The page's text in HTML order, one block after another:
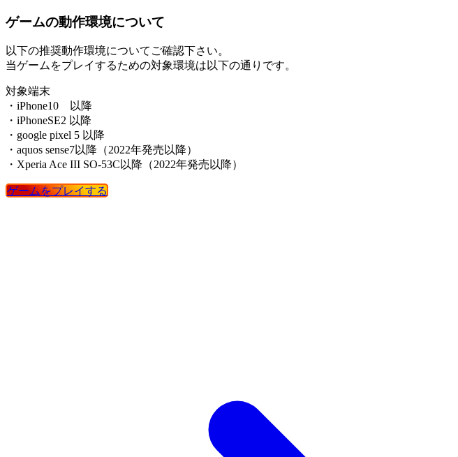
ゲームの動作環境について
以下の推奨動作環境についてご確認下さい。
当ゲームをプレイするための対象環境は以下の通りです。
対象端末
・iPhone10 以降
・iPhoneSE2 以降
・google pixel 5 以降
・aquos sense7以降（2022年発売以降）
・Xperia Ace III SO-53C以降（2022年発売以降）
ゲームをプレイする